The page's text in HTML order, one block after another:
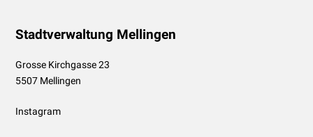
Footer
Stadtverwaltung Mellingen
Grosse Kirchgasse 23
5507 Mellingen
Instagram